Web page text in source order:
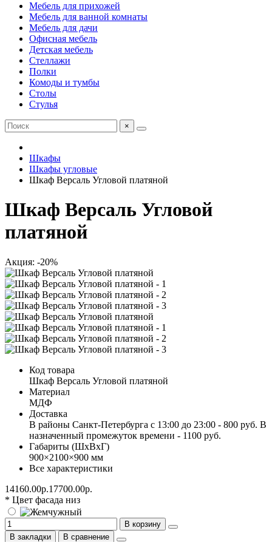
Мебель для прихожей
Мебель для ванной комнаты
Мебель для дачи
Офисная мебель
Детская мебель
Стеллажи
Полки
Комоды и тумбы
Столы
Стулья
×
Шкафы
Шкафы угловые
Шкаф Версаль Угловой платяной
Шкаф Версаль Угловой
платяной
Акция: -20%
Код товара
Шкаф Версаль Угловой платяной
Материал
МДФ
Доставка
В районы Санкт-Петербурга с 13:00 до 23:00 - 800 руб. В
назначенный промежуток времени - 1100 руб.
Габариты (ШхВхГ)
900×2100×900 мм
Все характеристики
14160.00р.17700.00р.
* Цвет фасада низ
В корзину
В закладки
В сравнение